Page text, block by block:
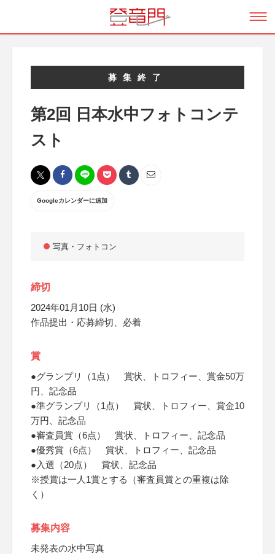
募集終了
第2回 日本水中フォトコンテ
スト
Googleカレンダーに追加
写真・フォトコン
締切
2024年01月10日 (水)
作品提出・応募締切、必着
賞
●グランプリ（1点） 賞状、トロフィー、賞金50万
円、記念品
●準グランプリ（1点） 賞状、トロフィー、賞金10
万円、記念品
●審査員賞（6点） 賞状、トロフィー、記念品
●優秀賞（6点） 賞状、トロフィー、記念品
●入選（20点） 賞状、記念品
※授賞は一人1賞とする（審査員賞との重複は除
く）
募集内容
未発表の水中写真